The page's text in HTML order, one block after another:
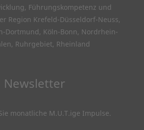
Führungskompetenz und
Region Krefeld-Düsseldorf-Neuss,
Dortmund, Köln-Bonn, Nordrhein-
Ruhrgebiet, Rheinland
Newsletter
monatliche M.U.T.ige Impulse